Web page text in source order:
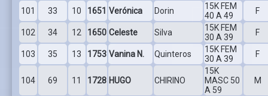
101 33 10 1651 Verónica Dorin
15K FEM
40 A 49
F
102 34 12 1650 Celeste Silva
15K FEM
30 A 39
F
103 35 13 1753 Vanina N. Quinteros
15K FEM
30 A 39
F
104 69 11 1728 HUGO CHIRINO
15K
MASC 50
A 59
M